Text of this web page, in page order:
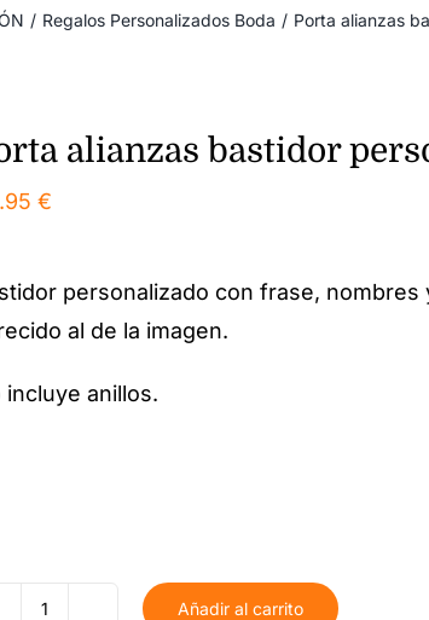
/ Regalos Personalizados Boda / Porta alianzas
alianzas bastidor
€
personalizado con frase,
al de la imagen.
incluye anillos.
Añadir al carrito